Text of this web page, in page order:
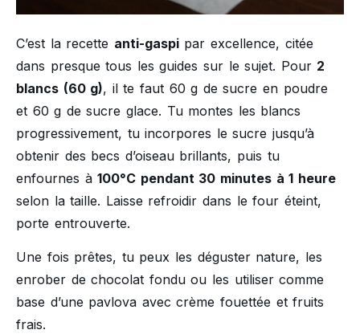
C’est la recette anti-gaspipar excellence, citée
dans presque tous les guides sur le sujet. Pour 2
blancs (60 g), il te faut 60 g de sucre en poudre
et 60 g de sucre glace. Tu montes les blancs
progressivement, tu incorpores le sucre jusqu’à
obtenir des becs d’oiseau brillants, puis tu
enfournes à100°C pendant 30 minutes à 1 heure
selon la taille. Laisse refroidir dans le four éteint,
porte entrouverte.
Une fois prêtes, tu peux les déguster nature, les
enrober de chocolat fondu ou les utiliser comme
base d’une pavlova avec crème fouettée et fruits
frais.